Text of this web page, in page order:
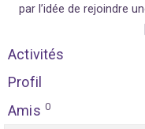
par l’idée de rejoindre
Activités
Profil
Amis 0